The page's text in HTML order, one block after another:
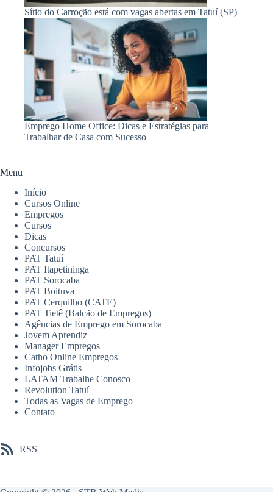
Sítio do Carroção está com vagas abertas em Tatuí (SP)
Emprego Home Office: Dicas e Estratégias para
Trabalhar de Casa com Sucesso
Menu
Início
Cursos Online
Empregos
Cursos
Dicas
Concursos
PAT Tatuí
PAT Itapetininga
PAT Sorocaba
PAT Boituva
PAT Cerquilho (CATE)
PAT Tietê (Balcão de Empregos)
Agências de Emprego em Sorocaba
Jovem Aprendiz
Manager Empregos
Catho Online Empregos
Infojobs Grátis
LATAM Trabalhe Conosco
Revolution Tatuí
Todas as Vagas de Emprego
Contato
RSS